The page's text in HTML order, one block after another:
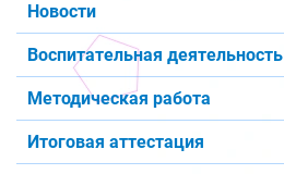
Новости
Воспитательная деятельность
Методическая работа
Итоговая аттестация